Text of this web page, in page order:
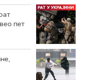
пет